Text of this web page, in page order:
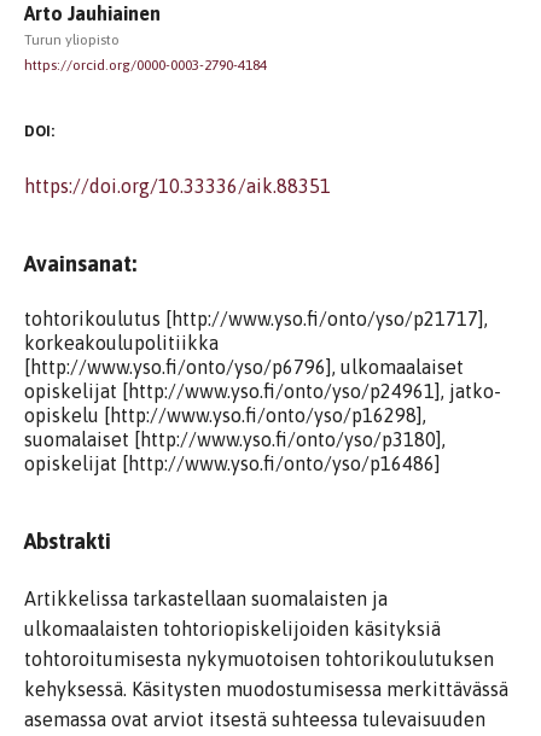
Arto Jauhiainen
Turun yliopisto
https://orcid.org/0000-0003-2790-4184
DOI:
https://doi.org/10.33336/aik.88351
Avainsanat:
tohtorikoulutus [http://www.yso.fi/onto/yso/p21717],
korkeakoulupolitiikka
[http://www.yso.fi/onto/yso/p6796], ulkomaalaiset
opiskelijat [http://www.yso.fi/onto/yso/p24961], jatko-
opiskelu [http://www.yso.fi/onto/yso/p16298],
suomalaiset [http://www.yso.fi/onto/yso/p3180],
opiskelijat [http://www.yso.fi/onto/yso/p16486]
Abstrakti
Artikkelissa tarkastellaan suomalaisten ja
ulkomaalaisten tohtoriopiskelijoiden käsityksiä
tohtoroitumisesta nykymuotoisen tohtorikoulutuksen
kehyksessä. Käsitysten muodostumisessa merkittävässä
asemassa ovat arviot itsestä suhteessa tulevaisuuden